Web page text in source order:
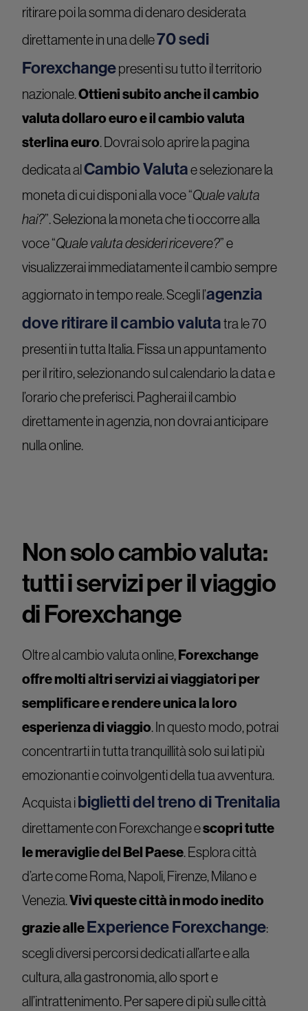
ritirare poi la somma di denaro desiderata
direttamente in una delle70 sedi
Forexchangepresenti su tutto il territorio
nazionale.Ottieni subito anche il cambio
valuta dollaro euro e il cambio valuta
sterlina euro. Dovrai solo aprire la pagina
dedicata alCambio Valutae selezionare la
moneta di cui disponi alla voce “Quale valuta
hai?”. Seleziona la moneta che ti occorre alla
voce “Quale valuta desideri ricevere?” e
visualizzerai immediatamente il cambio sempre
aggiornato in tempo reale. Scegli l’agenzia
dove ritirare il cambio valutatra le 70
presenti in tutta Italia. Fissa un appuntamento
per il ritiro, selezionando sul calendario la data e
l’orario che preferisci. Pagherai il cambio
direttamente in agenzia, non dovrai anticipare
nulla online.
Non solo cambio valuta:
tutti i servizi per il viaggio
di Forexchange
Oltre al cambio valuta online,Forexchange
offre molti altri servizi ai viaggiatori per
semplificare e rendere unica la loro
esperienza di viaggio. In questo modo, potrai
concentrarti in tutta tranquillità solo sui lati più
emozionanti e coinvolgenti della tua avventura.
Acquista ibiglietti del treno di Trenitalia
direttamente con Forexchange escopri tutte
le meraviglie del Bel Paese. Esplora città
d’arte come Roma, Napoli, Firenze, Milano e
Venezia.Vivi queste città in modo inedito
grazie alleExperience Forexchange:
scegli diversi percorsi dedicati all’arte e alla
cultura, alla gastronomia, allo sport e
all’intrattenimento. Per sapere di più sulle città